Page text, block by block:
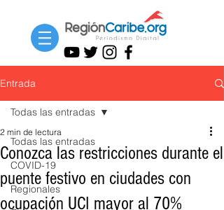
Entrada
Todas las entradas
COVID-19
Regionales
Todas las entradas
Conozca las restricciones durante el
puente festivo en ciudades con
ocupación UCI mayor al 70%
2 min de lectura